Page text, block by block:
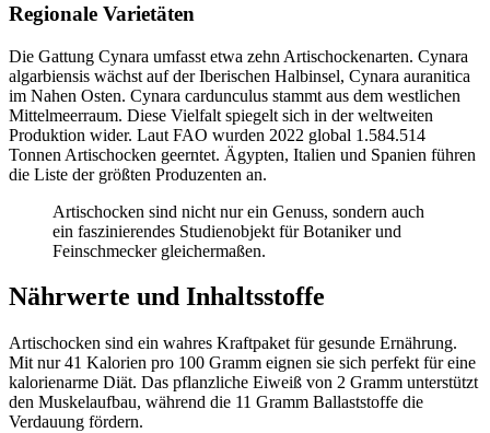
Regionale Varietäten
Die Gattung Cynara umfasst etwa zehn Artischockenarten. Cynara
algarbiensis wächst auf der Iberischen Halbinsel, Cynara auranitica
im Nahen Osten. Cynara cardunculus stammt aus dem westlichen
Mittelmeerraum. Diese Vielfalt spiegelt sich in der weltweiten
Produktion wider. Laut FAO wurden 2022 global 1.584.514
Tonnen Artischocken geerntet. Ägypten, Italien und Spanien führen
die Liste der größten Produzenten an.
Artischocken sind nicht nur ein Genuss, sondern auch
ein faszinierendes Studienobjekt für Botaniker und
Feinschmecker gleichermaßen.
Nährwerte und Inhaltsstoffe
Artischocken sind ein wahres Kraftpaket für gesunde Ernährung.
Mit nur 41 Kalorien pro 100 Gramm eignen sie sich perfekt für eine
kalorienarme Diät. Das pflanzliche Eiweiß von 2 Gramm unterstützt
den Muskelaufbau, während die 11 Gramm Ballaststoffe die
Verdauung fördern.